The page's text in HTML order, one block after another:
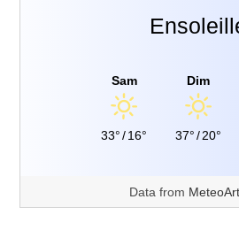
Sam
33°/16°
Dim
37°/20°
Data from